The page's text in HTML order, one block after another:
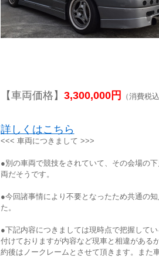
【車両価格】 3,300,000円 （消費税込
詳しくはこちら
<<< 車両につきまして >>>
●別の車両で競技をされていて、その会場の
両だそうです。
●今回諸事情により不要となったため共通の
た。
●下記内容につきましては現時点で把握して
付けておりますが内容など現車と相違がある
約後はノークレームとさせて頂きます。また